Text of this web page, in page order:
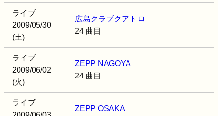
ライブ
2009/05/30
(土)
広島クラブクアトロ
24 曲目
ライブ
2009/06/02
(火)
ZEPP NAGOYA
24 曲目
ライブ
ZEPP OSAKA